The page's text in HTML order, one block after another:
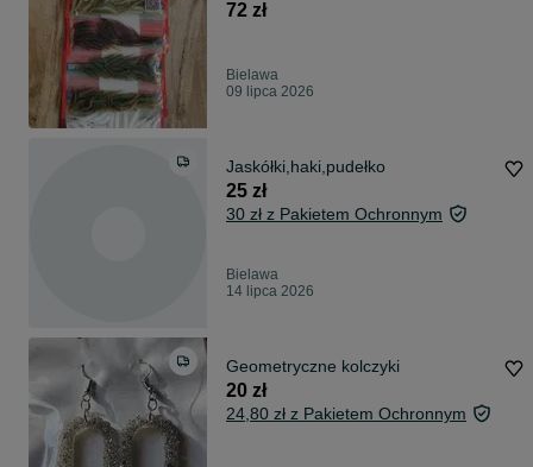
72 zł
Bielawa
09 lipca 2026
Jaskółki,haki,pudełko
25 zł
30 zł z Pakietem Ochronnym
Bielawa
14 lipca 2026
Geometryczne kolczyki
20 zł
24,80 zł z Pakietem Ochronnym